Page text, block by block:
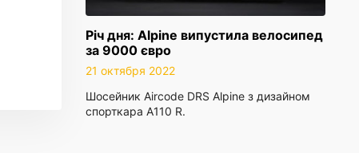
Річ дня: Alpine випустила велосипед
за 9000 євро
21 октября 2022
Шосейник Aircode DRS Alpine з дизайном
спорткара A110 R.